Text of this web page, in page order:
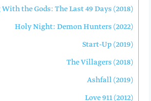
the Gods: The Last 49 Days (2018)
Holy Night: Demon Hunters (2022)
Start-Up (2019)
The Villagers (2018)
Ashfall (2019)
Love 911 (2012)